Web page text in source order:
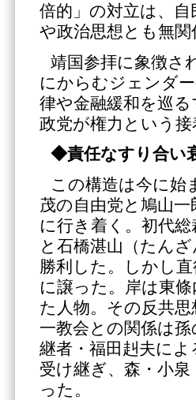
倍的」の対立は、
や政治思想とも無関
靖国参拝に象徴さ
にからむジェンダ
律や金融緩和を巡
政党が権力という
◆責任なすり合い
この構造は今に始
茂の自由党と鳩山
に行き着く。初代
と石橋湛山（たん
勝利した。しかし
に譲った。岸は東
た人物。その反共
一教会との関係は
継者・福田赳夫に
受け継ぎ、森・小
った。